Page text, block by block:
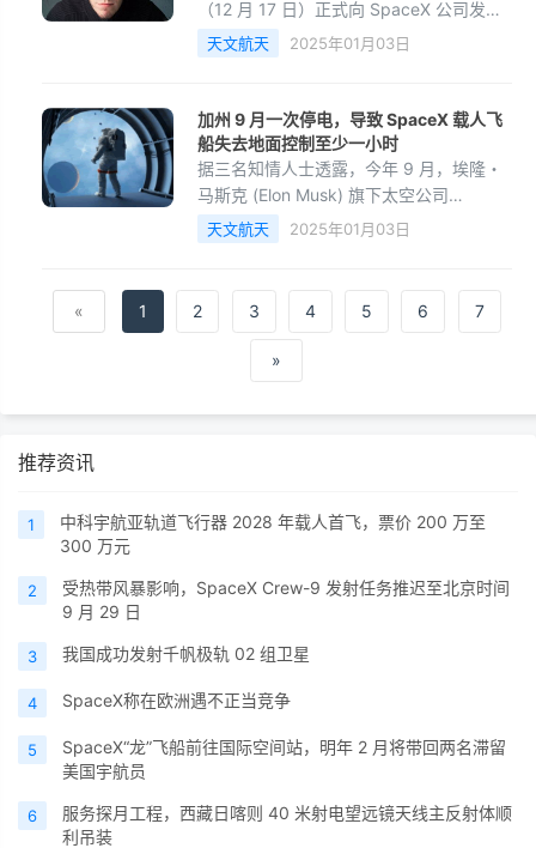
（12 月 17 日）正式向 SpaceX 公司发放
了星舰（Starship）超重型火箭第七次试
飞的发射许可，为其从南得克萨斯州进行
已经进行了一系列星舰发动机测试，以检
验其第七艘飞船和超重型助推器的飞行准
备状态。
天文航天 2025年01月03日
加州 9 月一次停电，导致 SpaceX 载人飞
船失去地面控制至少一小时
据三名知情人士透露，今年 9 月，埃隆・
马斯克 (Elon Musk) 旗下太空公司
SpaceX 位于加州的一处设施发生停电事
故，导致该公司在一次任务中失去地面控
天文航天 2025年01月03日
« 1 2 3 4 5 6 7
»
推荐资讯
1
中科宇航亚轨道飞行器 2028 年载人首飞，票价 200 万至
300 万元
2
受热带风暴影响，SpaceX Crew-9 发射任务推迟至北京时间
9 月 29 日
3 我国成功发射千帆极轨 02 组卫星
4 SpaceX称在欧洲遇不正当竞争
5
SpaceX“龙”飞船前往国际空间站，明年 2 月将带回两名滞留
美国宇航员
6
服务探月工程，西藏日喀则 40 米射电望远镜天线主反射体顺
利吊装